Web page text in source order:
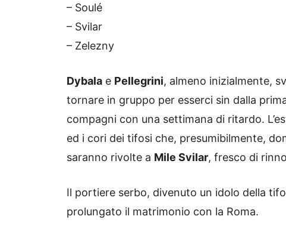
– Soulé
– Svilar
– Zelezny
Dybala e Pellegrini, almeno inizialmente,
tornare in gruppo per esserci sin dalla
compagni con una settimana di ritardo.
ed i cori dei tifosi che, presumibilmente,
saranno rivolte a Mile Svilar, fresco di
Il portiere serbo, divenuto un idolo della
prolungato il matrimonio con la Roma.